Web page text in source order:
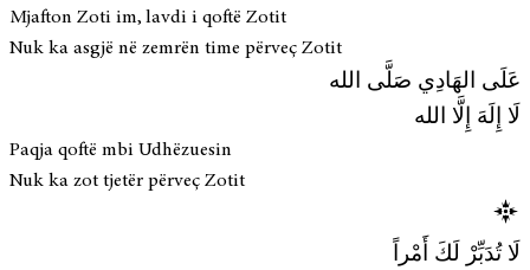
Mjafton Zoti im, lavdi i qoftë Zotit
Nuk ka asgjë në zemrën time përveç Zotit
عَلَى الهَادِي صَلَّى الله
لَا إِلَهَ إِلَّا الله
Paqja qoftë mbi Udhëzuesin
Nuk ka zot tjetër përveç Zotit
لَا تُدَبِّرْ لَكَ أَمْراً